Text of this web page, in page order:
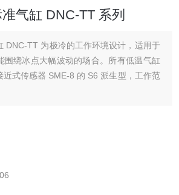
气缸 DNC-TT 系列
DNC-TT 为极冷的工作环境设计，适用于
围绕冰点大幅波动的场合。所有低温气缸
近式传感器 SME-8 的 S6 派生型，工作范